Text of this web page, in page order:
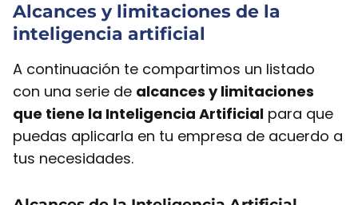
Alcances y limitaciones de la
inteligencia artificial
A continuación te compartimos un listado
con una serie de alcances y limitaciones
que tiene la Inteligencia Artificial para que
puedas aplicarla en tu empresa de acuerdo a
tus necesidades.